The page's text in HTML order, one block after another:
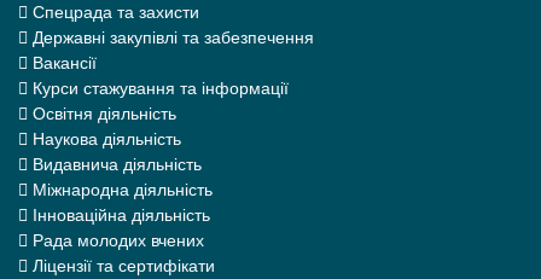
Спецрада та захисти
Державні закупівлі та забезпечення
Вакансії
Курси стажування та інформації
Освітня діяльність
Наукова діяльність
Видавнича діяльність
Міжнародна діяльність
Інноваційна діяльність
Рада молодих вчених
Ліцензії та сертифікати